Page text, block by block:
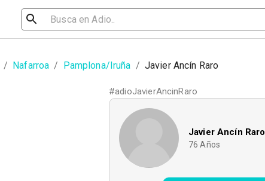
/ Nafarroa / Pamplona/Iruña / Javier Ancín Raro
#adioJavierAncinRaro
Javier Ancín Raro
76 Años